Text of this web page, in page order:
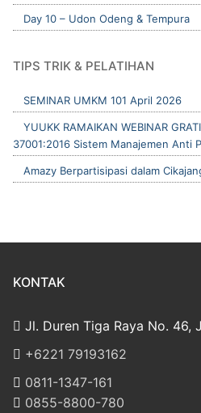
Day 10 – Udon Odeng & Tempura
TIPS TRIK & PELATIHAN
SEMINAR UMKM 101 April 2026
YUUKK RAMAIKAN WEBINAR
37001:2016 Sistem Manajemen Anti
Amazy Berpartisipasi dalam
KONTAK
Jl. Duren Tiga Raya No. 46,
‎+6221 79193162
‪0811-1347-161
‪0855-8800-780